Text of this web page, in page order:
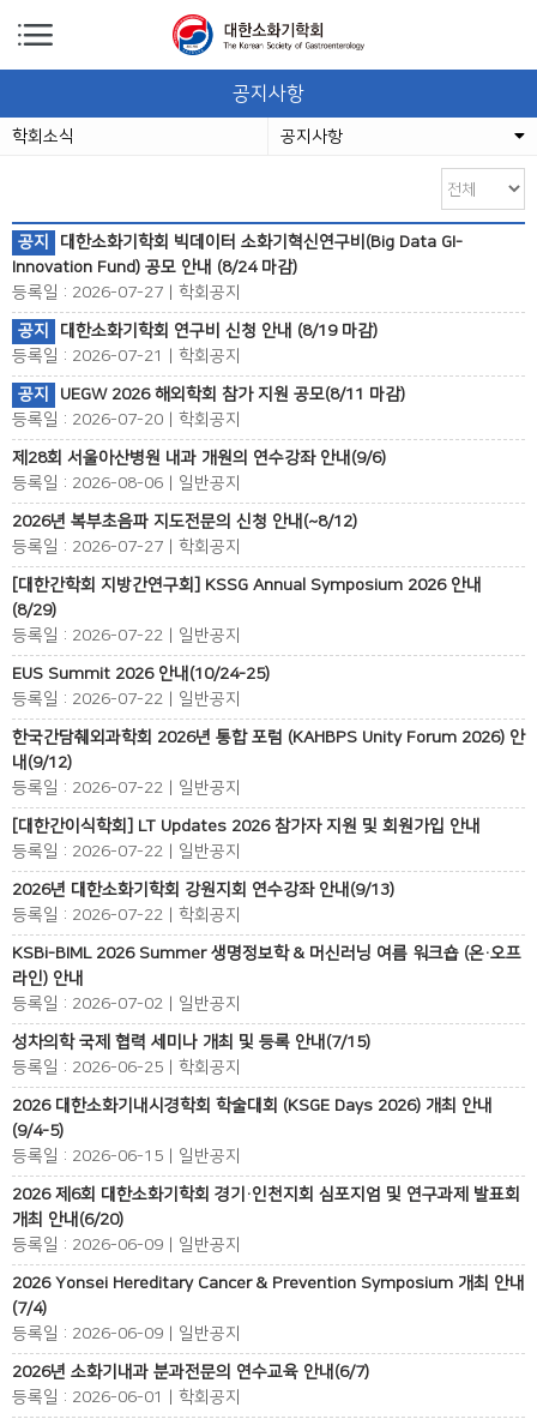
공지사항
학회소식 공지사항
공지
대한소화기학회 빅데이터 소화기혁신연구비(Big Data GI-
Innovation Fund) 공모 안내 (8/24 마감)
등록일 : 2026-07-27 | 학회공지
공지
대한소화기학회 연구비 신청 안내 (8/19 마감)
등록일 : 2026-07-21 | 학회공지
공지
UEGW 2026 해외학회 참가 지원 공모(8/11 마감)
등록일 : 2026-07-20 | 학회공지
제28회 서울아산병원 내과 개원의 연수강좌 안내(9/6)
등록일 : 2026-08-06 | 일반공지
2026년 복부초음파 지도전문의 신청 안내(~8/12)
등록일 : 2026-07-27 | 학회공지
[대한간학회 지방간연구회] KSSG Annual Symposium 2026 안내
(8/29)
등록일 : 2026-07-22 | 일반공지
EUS Summit 2026 안내(10/24-25)
등록일 : 2026-07-22 | 일반공지
한국간담췌외과학회 2026년 통합 포럼 (KAHBPS Unity Forum 2026) 안
내(9/12)
등록일 : 2026-07-22 | 일반공지
[대한간이식학회] LT Updates 2026 참가자 지원 및 회원가입 안내
등록일 : 2026-07-22 | 일반공지
2026년 대한소화기학회 강원지회 연수강좌 안내(9/13)
등록일 : 2026-07-22 | 학회공지
KSBi-BIML 2026 Summer 생명정보학 & 머신러닝 여름 워크숍 (온·오프
라인) 안내
등록일 : 2026-07-02 | 일반공지
성차의학 국제 협력 세미나 개최 및 등록 안내(7/15)
등록일 : 2026-06-25 | 학회공지
2026 대한소화기내시경학회 학술대회 (KSGE Days 2026) 개최 안내
(9/4-5)
등록일 : 2026-06-15 | 일반공지
2026 제6회 대한소화기학회 경기·인천지회 심포지엄 및 연구과제 발표회
개최 안내(6/20)
등록일 : 2026-06-09 | 일반공지
2026 Yonsei Hereditary Cancer & Prevention Symposium 개최 안내
(7/4)
등록일 : 2026-06-09 | 일반공지
2026년 소화기내과 분과전문의 연수교육 안내(6/7)
등록일 : 2026-06-01 | 학회공지